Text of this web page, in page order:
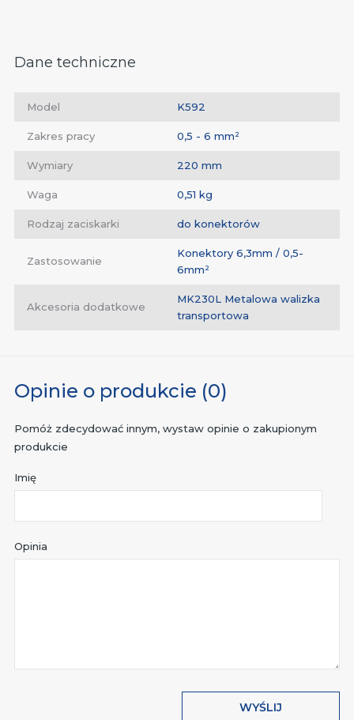
Dane techniczne
Model K592
Zakres pracy 0,5 - 6 mm²
Wymiary 220 mm
Waga 0,51 kg
Rodzaj zaciskarki do konektorów
Zastosowanie
Konektory 6,3mm / 0,5-
6mm²
Akcesoria dodatkowe
MK230L Metalowa walizka
transportowa
Opinie o produkcie (0)
Pomóż zdecydować innym, wystaw opinie o zakupionym
produkcie
Imię
Opinia
WYŚLIJ